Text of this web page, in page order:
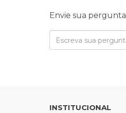
Envie sua pergunta
INSTITUCIONAL